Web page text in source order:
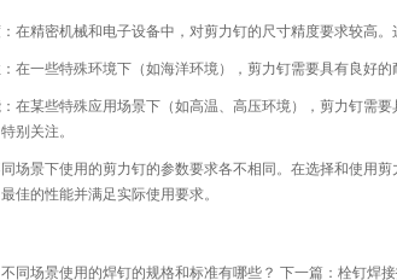
在精密机械和电子设备中，对剪力钉的尺寸精度要求较高
在一些特殊环境下（如海洋环境），剪力钉需要具有良好
在某些特殊应用场景下（如高温、高压环境），剪力钉需
别关注。
场景下使用的剪力钉的参数要求各不相同。在选择和使用
佳的性能并满足实际使用要求。
不同场景使用的焊钉的规格和标准有哪些？ 下一篇： 栓钉焊